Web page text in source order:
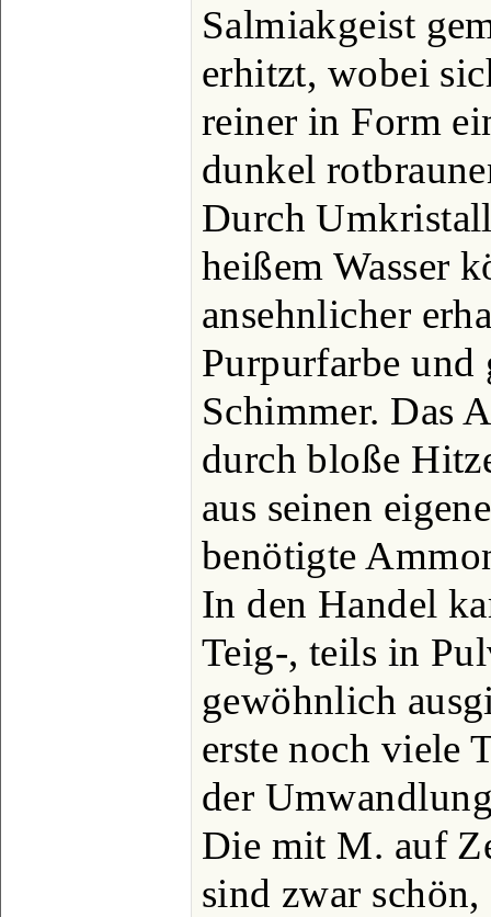
Salmiakgeist
erhitzt, wobei
reiner in Form
dunkel
Durch
heißem Wasser
ansehnlicher
Purpurfarbe
Schimmer. Das
durch bloße
aus seinen
benötigte
In den Handel
Teig-, teils in
gewöhnlich
erste noch viele
der
Die mit M. auf
sind zwar